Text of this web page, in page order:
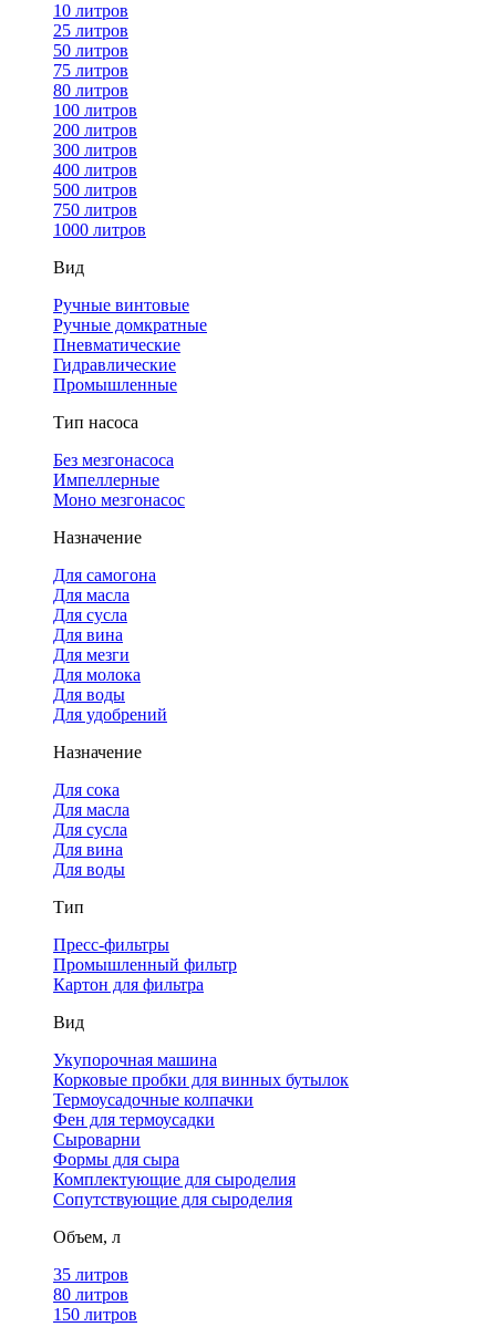
10 литров
25 литров
50 литров
75 литров
80 литров
100 литров
200 литров
300 литров
400 литров
500 литров
750 литров
1000 литров
Вид
Ручные винтовые
Ручные домкратные
Пневматические
Гидравлические
Промышленные
Тип насоса
Без мезгонасоса
Импеллерные
Моно мезгонасос
Назначение
Для самогона
Для масла
Для сусла
Для вина
Для мезги
Для молока
Для воды
Для удобрений
Назначение
Для сока
Для масла
Для сусла
Для вина
Для воды
Тип
Пресс-фильтры
Промышленный фильтр
Картон для фильтра
Вид
Укупорочная машина
Корковые пробки для винных бутылок
Термоусадочные колпачки
Фен для термоусадки
Сыроварни
Формы для сыра
Комплектующие для сыроделия
Сопутствующие для сыроделия
Объем, л
35 литров
80 литров
150 литров